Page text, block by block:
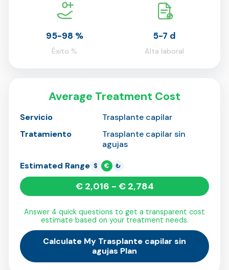
95-98 %
Éxito %
5-7 d
Alta laboral
Average Treatment Cost
Servicio
Trasplante capilar
Tratamiento
Trasplante capilar sin
agujas
Estimated Range $ € ₺
€ 2,016 - € 2,784
Answer 4 quick questions to get a transparent cost
estimate based on your treatment needs.
Calculate My Trasplante capilar sin
agujas Plan